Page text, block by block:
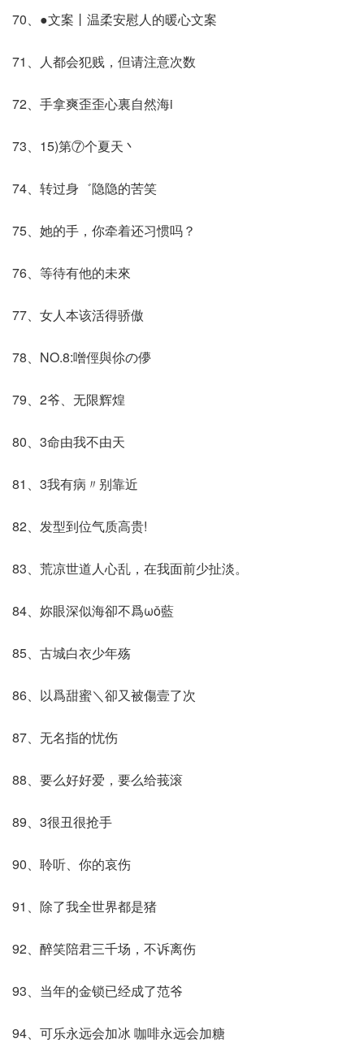
70、●文案丨温柔安慰人的暖心文案
71、人都会犯贱，但请注意次数
72、手拿爽歪歪心裏自然海i
73、15)第⑦个夏天丶
74、转过身゛隐隐的苦笑
75、她的手，你牵着还习惯吗？
76、等待有他的未來
77、女人本该活得骄傲
78、NO.8:噌俓與伱の儚
79、2爷、无限辉煌
80、3命由我不由天
81、3我有病〃别靠近
82、发型到位气质高贵!
83、荒凉世道人心乱，在我面前少扯淡。
84、妳眼深似海卻不爲ωǒ藍
85、古城白衣少年殇
86、以爲甜蜜＼卻又被傷壹了次
87、无名指的忧伤
88、要么好好爱，要么给莪滚
89、3很丑很抢手
90、聆听、你的哀伤
91、除了我全世界都是猪
92、醉笑陪君三千场，不诉离伤
93、当年的金锁已经成了范爷
94、可乐永远会加冰 咖啡永远会加糖